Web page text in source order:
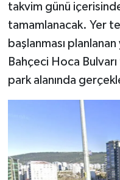
takvim günü
tamamlanacak. Yer
başlanması
Bahçeci Hoca
park alanında